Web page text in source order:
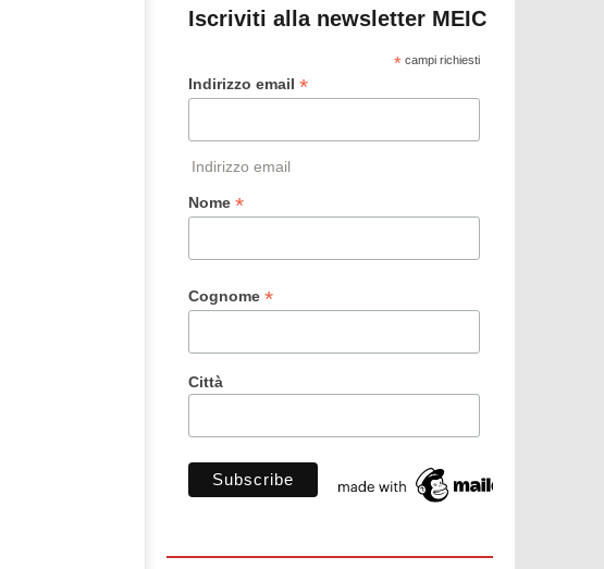
Iscriviti alla newsletter MEIC
* campi richiesti
Indirizzo email *
Indirizzo email
Nome *
Cognome *
Città